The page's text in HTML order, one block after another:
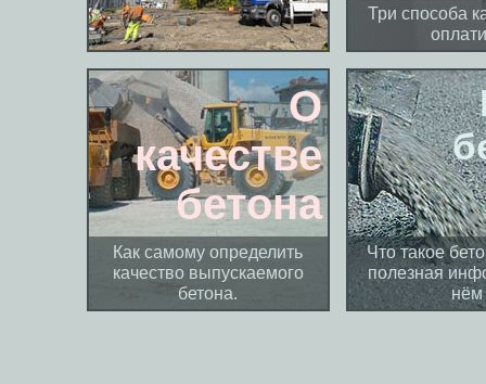
Три способа
О
качестве
бетона
Как самому определить
качество выпускаемого
бетона.
Что такое
полезная
нём